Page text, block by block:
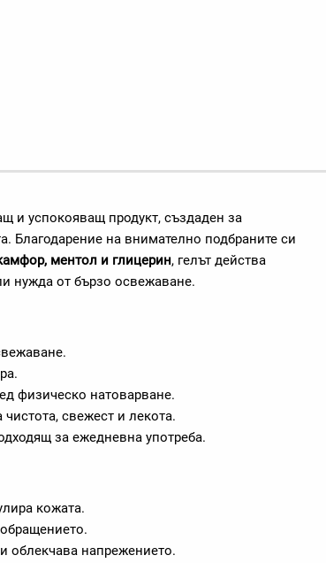
и успокояващ продукт, създаден за
Благодарение на внимателно подбраните си
ментол и глицерин, гелът действа
нужда от бързо освежаване.
физическо натоварване.
свежест и лекота.
за ежедневна употреба.
кожата.
облекчава напрежението.